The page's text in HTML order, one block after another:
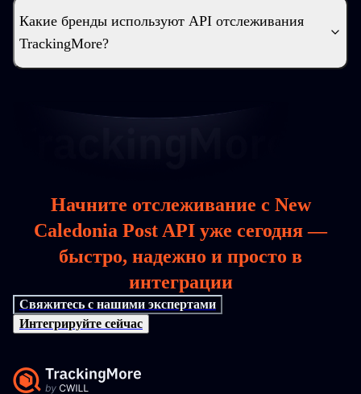
Какие бренды используют API отслеживания
TrackingMore?
Начните отслеживание с New
Caledonia Post API уже сегодня —
быстро, надежно и просто в
интеграции
Свяжитесь с нашими экспертами
Интегрируйте сейчас